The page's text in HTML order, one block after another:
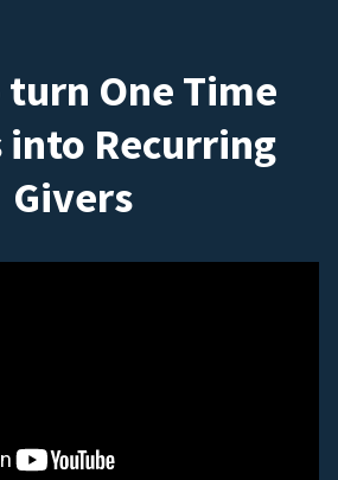
One Time
into Recurring
Givers